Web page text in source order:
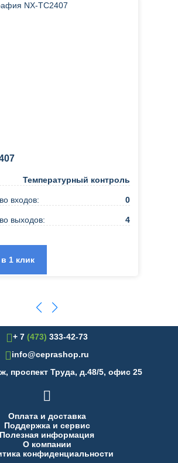
Температурный контроль
входов: 0
выходов: 4
1 клик
+ 7 (473) 333-42-73
info@ceprashop.ru
проспект Труда, д.48/5, офис 25

Оплата и доставка
Поддержка и сервис
Полезная информация
О компании
конфиденциальности